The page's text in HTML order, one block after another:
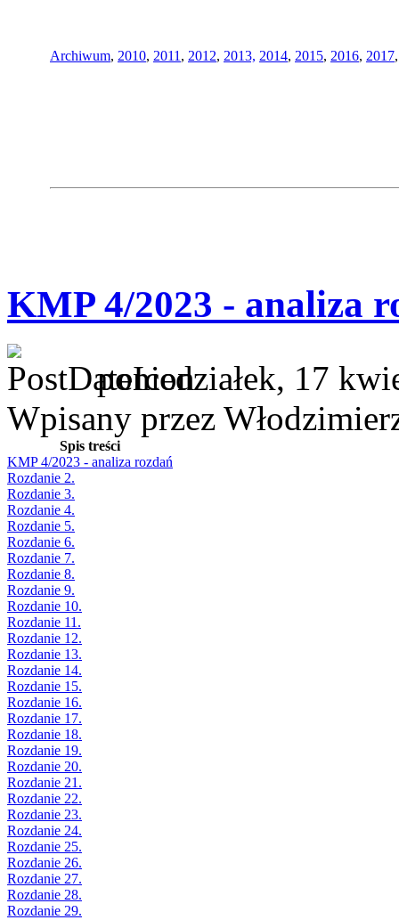
Archiwum, 2010, 2011 , 2012, 2013, 2014, 2015, 2016, 2017
KMP 4/2023 - analiza
poniedziałek, 17
Wpisany przez
Spis treści
KMP 4/2023 - analiza rozdań
Rozdanie 2.
Rozdanie 3.
Rozdanie 4.
Rozdanie 5.
Rozdanie 6.
Rozdanie 7.
Rozdanie 8.
Rozdanie 9.
Rozdanie 10.
Rozdanie 11.
Rozdanie 12.
Rozdanie 13.
Rozdanie 14.
Rozdanie 15.
Rozdanie 16.
Rozdanie 17.
Rozdanie 18.
Rozdanie 19.
Rozdanie 20.
Rozdanie 21.
Rozdanie 22.
Rozdanie 23.
Rozdanie 24.
Rozdanie 25.
Rozdanie 26.
Rozdanie 27.
Rozdanie 28.
Rozdanie 29.